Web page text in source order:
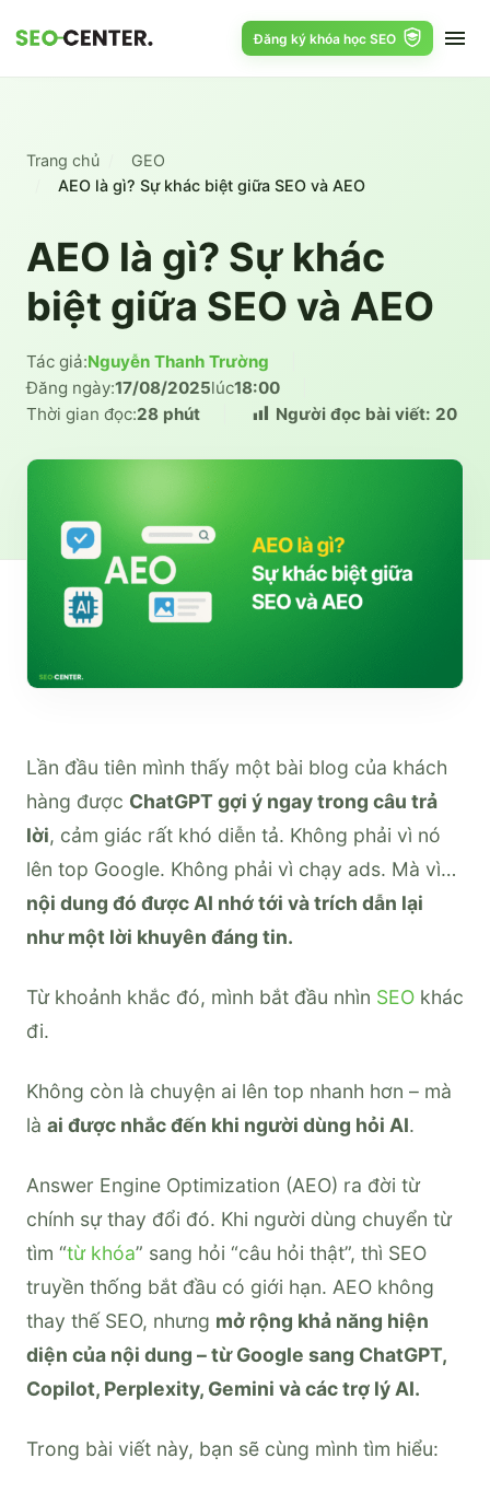
Đăng ký khóa học SEO
Trang chủ
GEO
AEO là gì? Sự khác biệt giữa SEO và AEO
AEO là gì? Sự khác
biệt giữa SEO và AEO
Tác giả:Nguyễn Thanh Trường
Đăng ngày:17/08/2025lúc18:00
Thời gian đọc:28 phút Người đọc bài viết: 20
Lần đầu tiên mình thấy một bài blog của khách
hàng được ChatGPT gợi ý ngay trong câu trả
lời, cảm giác rất khó diễn tả. Không phải vì nó
lên top Google. Không phải vì chạy ads. Mà vì…
nội dung đó được AI nhớ tới và trích dẫn lại
như một lời khuyên đáng tin.
Từ khoảnh khắc đó, mình bắt đầu nhìn SEO khác
đi.
Không còn là chuyện ai lên top nhanh hơn – mà
là ai được nhắc đến khi người dùng hỏi AI.
Answer Engine Optimization (AEO) ra đời từ
chính sự thay đổi đó. Khi người dùng chuyển từ
tìm “từ khóa” sang hỏi “câu hỏi thật”, thì SEO
truyền thống bắt đầu có giới hạn. AEO không
thay thế SEO, nhưng mở rộng khả năng hiện
diện của nội dung – từ Google sang ChatGPT,
Copilot, Perplexity, Gemini và các trợ lý AI.
Trong bài viết này, bạn sẽ cùng mình tìm hiểu: